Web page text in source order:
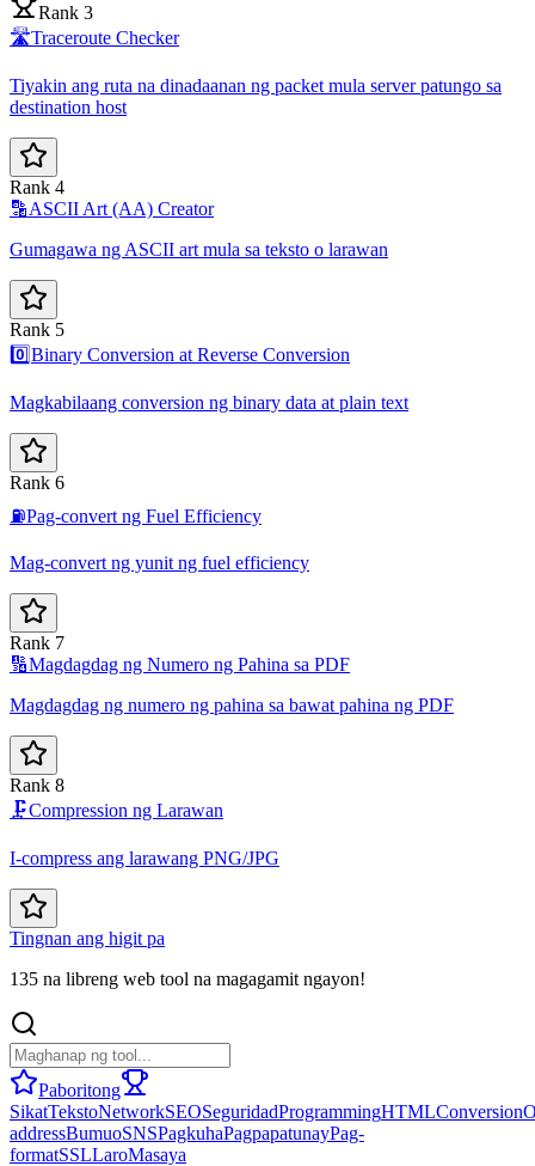
Rank 3
🛣️Traceroute Checker
Tiyakin ang ruta na dinadaanan ng packet mula server patungo sa
destination host
Rank 4
🔡ASCII Art (AA) Creator
Gumagawa ng ASCII art mula sa teksto o larawan
Rank 5
0️⃣Binary Conversion at Reverse Conversion
Magkabilaang conversion ng binary data at plain text
Rank 6
⛽Pag-convert ng Fuel Efficiency
Mag-convert ng yunit ng fuel efficiency
Rank 7
🔢Magdagdag ng Numero ng Pahina sa PDF
Magdagdag ng numero ng pahina sa bawat pahina ng PDF
Rank 8
🗜️Compression ng Larawan
I-compress ang larawang PNG/JPG
Tingnan ang higit pa
135 na libreng web tool na magagamit ngayon!
Paboritong
SikatTekstoNetworkSEOSeguridadProgrammingHTMLConversion
addressBumuoSNSPagkuhaPagpapatunayPag-
formatSSLLaroMasaya